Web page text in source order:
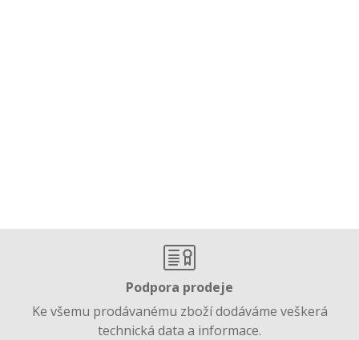
Podpora prodeje
Ke všemu prodávanému zboží dodáváme veškerá
technická data a informace.